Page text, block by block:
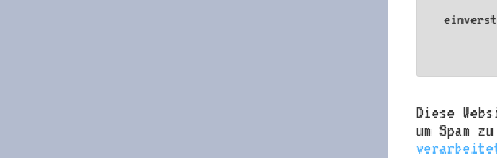
Diese
um Spam